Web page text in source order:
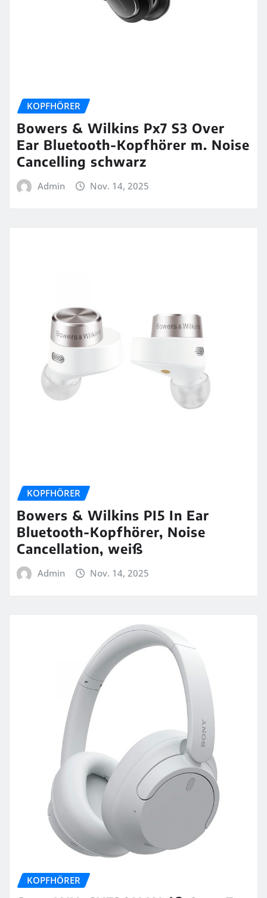
KOPFHÖRER
Bowers & Wilkins Px7 S3 Over
Ear Bluetooth-Kopfhörer m. Noise
Cancelling schwarz
Admin Nov. 14, 2025
KOPFHÖRER
Bowers & Wilkins PI5 In Ear
Bluetooth-Kopfhörer, Noise
Cancellation, weiß
Admin Nov. 14, 2025
KOPFHÖRER